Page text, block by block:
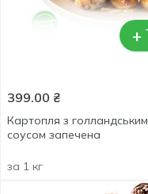
+
399.00 ₴
Картопля з голландським
соусом запечена
за 1 кг